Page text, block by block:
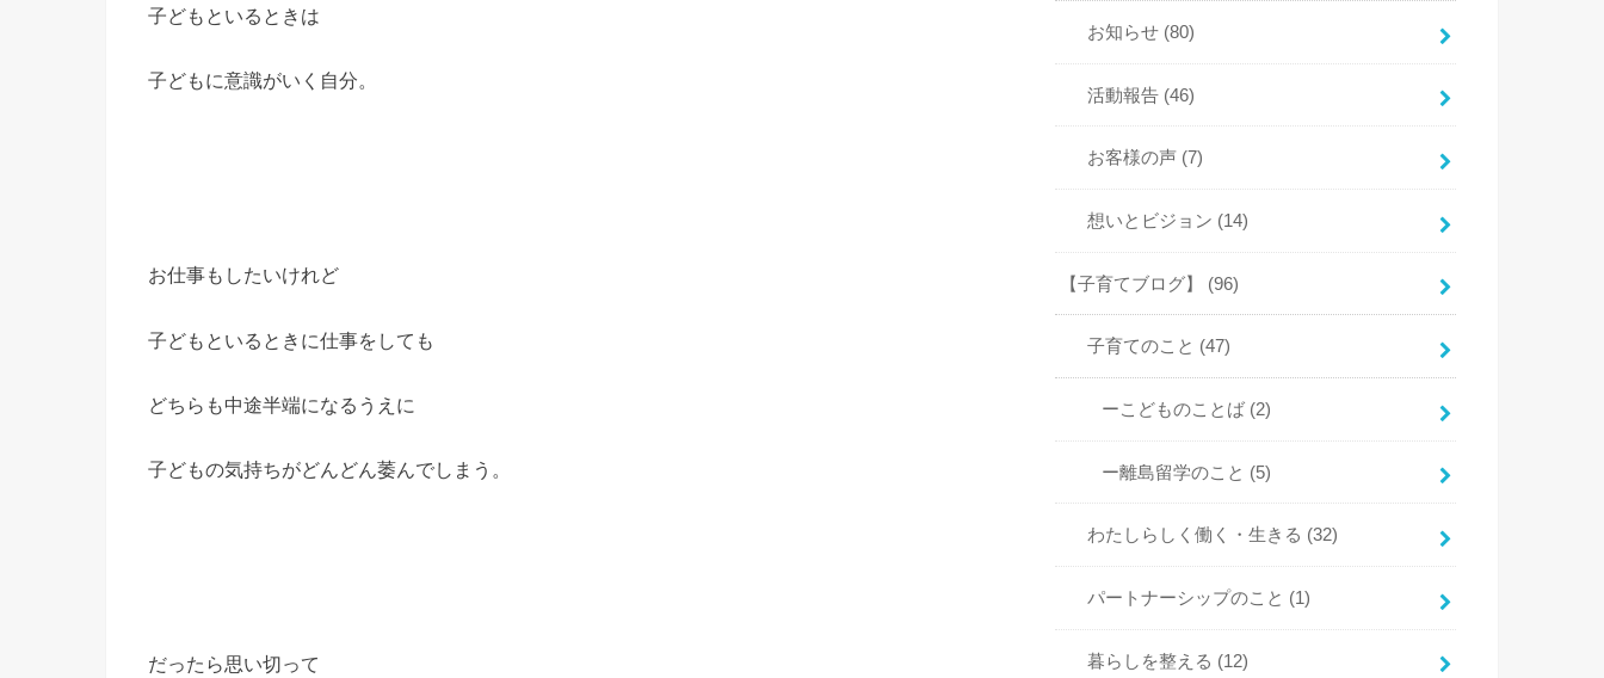
子どもといるときは
子どもに意識がいく自分。
お仕事もしたいけれど
子どもといるときに仕事をしても
どちらも中途半端になるうえに
子どもの気持ちがどんどん萎んでしまう。
だったら思い切って
お知らせ (80)
活動報告 (46)
お客様の声 (7)
想いとビジョン (14)
【子育てブログ】 (96)
子育てのこと (47)
ーこどものことば (2)
ー離島留学のこと (5)
わたしらしく働く・生きる (32)
パートナーシップのこと (1)
暮らしを整える (12)